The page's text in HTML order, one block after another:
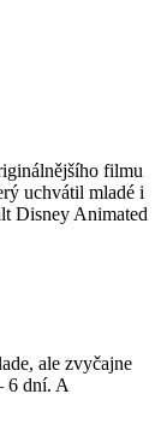
filmu
uchvátil mladé i
Disney Animated
ale zvyčajne
6 dní. A